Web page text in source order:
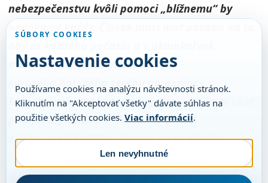
nebezpečenstvu kvôli pomoci „blížnemu“ by
nedokázal každý. Človek musí mať povahu na to,
momente dokázal vyraziť do
surového horského terénu na pomoc
komukoľvek, kto ju potrebuje. Je na mieste sňať
pomyselný klobúk
z hlavy pred každým, kto má na to odvahu.
SÚBORY COOKIES
Nastavenie cookies
Používame cookies na analýzu návštevnosti stránok.
Kliknutím na "Akceptovať všetky" dávate súhlas na
použitie všetkých cookies. Viac informácií.
Len nevyhnutné